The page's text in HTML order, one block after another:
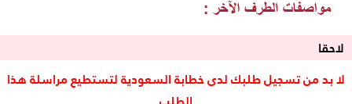
لاحقا
لا بد من تسجيل طلبك لدى خطابة السعودية لتستطيع مراسلة هذا